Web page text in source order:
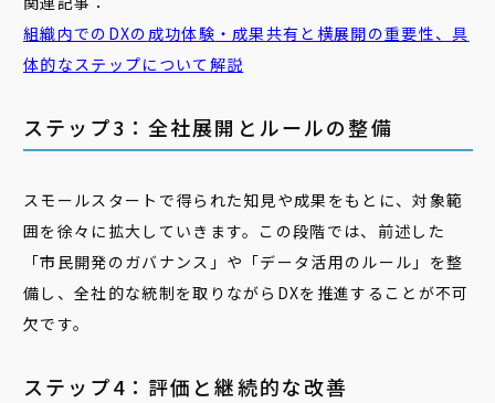
組織内でのDXの成功体験 ・成果共有と横展開の重要性、具
体的なステップについて解説
ステップ3：全社展開とルールの整備
スモールスタートで得られた知見や成果をもとに、対象範
囲を徐々に拡大していきます。この段階では、前述した
「市民開発のガバナンス」や「データ活用のルール」を整
備し、全社的な統制を取りながらDXを推進することが不可
欠です。
ステップ4：評価と継続的な改善